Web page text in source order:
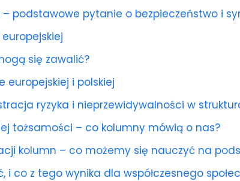
podstawowe pytanie o bezpieczeństwo i
się zawalić?
europejskiej i polskiej
ryzyka i nieprzewidywalności w
tożsamości – co kolumny mówią o nas?
kolumn – co możemy się nauczyć na
co z tego wynika dla współczesnego